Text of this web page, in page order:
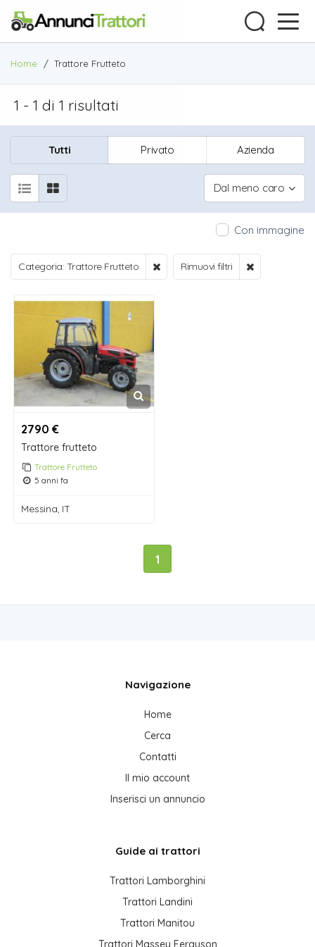
Home / Trattore Frutteto
1 - 1 di 1 risultati
Tutti Privato Azienda
Dal meno caro
Con immagine
Categoria: Trattore Frutteto Rimuovi filtri
2790 €
Trattore frutteto
Trattore Frutteto
5 anni fa
Messina, IT
1
Navigazione
Home
Cerca
Contatti
Il mio account
Inserisci un annuncio
Guide ai trattori
Trattori Lamborghini
Trattori Landini
Trattori Manitou
Trattori Massey Ferguson